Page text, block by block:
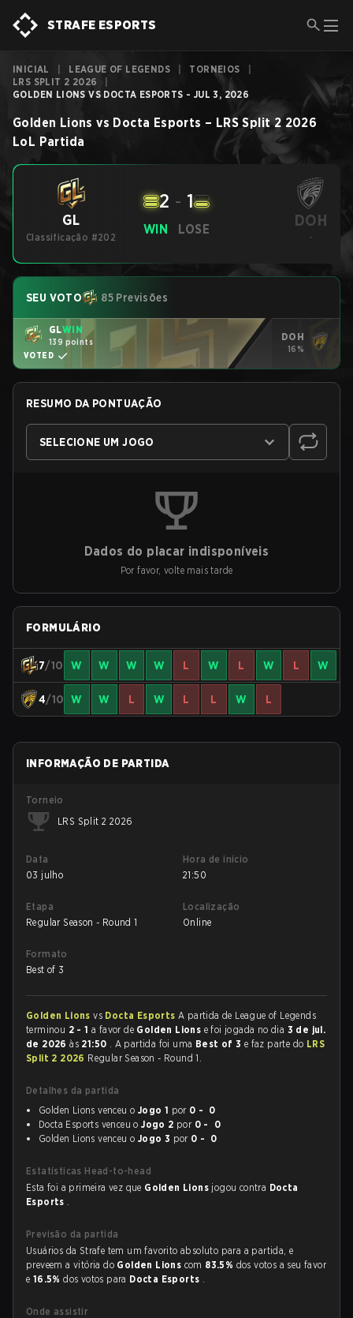
STRAFE ESPORTS
INICIAL LEAGUE OF LEGENDS TORNEIOS
LRS SPLIT 2 2026
GOLDEN LIONS VS DOCTA ESPORTS - JUL 3, 2026
Golden Lions vs Docta Esports – LRS Split 2 2026
LoL Partida
GL
Classificação #202
WIN
2 - 1
LOSE DOH
-
SEU VOTO 85 Previsões
GLWIN
139 points
VOTED
DOH
16%
RESUMO DA PONTUAÇÃO
SELECIONE UM JOGO
Dados do placar indisponíveis
Por favor, volte mais tarde
FORMULÁRIO
7/10 W W W W L W L W L W
4/10 W W L W L L W L
INFORMAÇÃO DE PARTIDA
Torneio
LRS Split 2 2026
Data
03 julho
Hora de início
21:50
Etapa
Regular Season - Round 1
Localização
Online
Formato
Best of 3
Golden Lionsvs Docta EsportsA partida de League of Legends
terminou 2 - 1 a favor de Golden Lions e foi jogada no dia 3 de jul.
de 2026às 21:50 . A partida foi uma Best of 3 e faz parte do LRS
Split 2 2026 Regular Season - Round 1.
Detalhes da partida
Golden Lions venceu o Jogo 1 por 0 - 0
Docta Esports venceu oJogo 2 por 0 - 0
Golden Lions venceu o Jogo 3 por 0 - 0
Estatísticas Head-to-head
Esta foi a primeira vez que Golden Lions jogou contra Docta
Esports .
Previsão da partida
Usuários da Strafe tem um favorito absoluto para a partida, e
preveem a vitória do Golden Lions com 83.5% dos votos a seu favor
e 16.5%dos votos para Docta Esports .
Onde assistir